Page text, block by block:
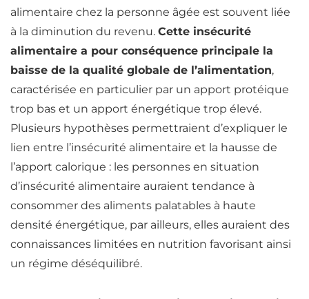
alimentaire chez la personne âgée est souvent liée
à la diminution du revenu. Cette insécurité
alimentaire a pour conséquence principale la
baisse de la qualité globale de l’alimentation,
caractérisée en particulier par un apport protéique
trop bas et un apport énergétique trop élevé.
Plusieurs hypothèses permettraient d’expliquer le
lien entre l’insécurité alimentaire et la hausse de
l’apport calorique : les personnes en situation
d’insécurité alimentaire auraient tendance à
consommer des aliments palatables à haute
densité énergétique, par ailleurs, elles auraient des
connaissances limitées en nutrition favorisant ainsi
un régime déséquilibré.